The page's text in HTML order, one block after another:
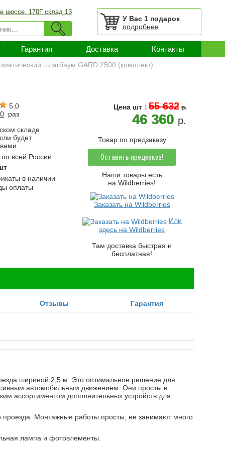
У Вас 1 подарок
подробнее
шоссе, 170Г склад 13
Гарантия Доставка Контакты
шлагбаум GARD 2500 (комплект)
5.0
раз
складе
будет
по всей России
в наличии
оплаты
Цена шт: 55 632 p.
46 360 p.
Товар по предзаказу
Оставить предзаказ!
Наши товары есть
на Wildberries!
Заказать на Wildberries
Или
здесь на Wildberries
Там доставка быстрая и
бесплатная!
Отзывы Гарантия
шириной 2,5 м. Это оптимальное решение для
автомобильным движением. Они просты в
ассортиментом дополнительных устройств для
проезда. Монтажные работы просты, не занимают много
лампа и фотоэлементы.